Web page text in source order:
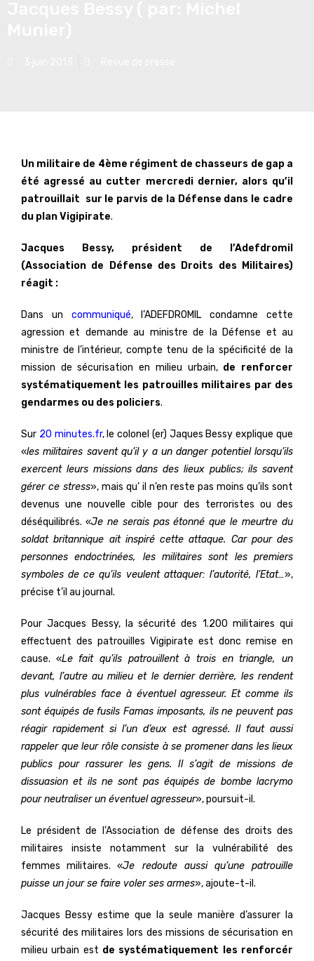
Un militaire de 4ème régiment de chasseurs de gap a
été agressé au cutter mercredi dernier, alors qu’il
patrouillait sur le parvis de la Défense dans le cadre
du plan Vigipirate.
Jacques Bessy, président de l’Adefdromil
(Association de Défense des Droits des Militaires)
réagit :
Dans un communiqué, l’ADEFDROMIL condamne cette
agression et demande au ministre de la Défense et au
ministre de l’intérieur, compte tenu de la spécificité de la
mission de sécurisation en milieu urbain, de renforcer
systématiquement les patrouilles militaires par des
gendarmes ou des policiers.
Sur 20 minutes.fr, le colonel (er) Jaques Bessy explique que
«les militaires savent qu’il y a un danger potentiel lorsqu’ils
exercent leurs missions dans des lieux publics; ils savent
gérer ce stress», mais qu’ il n’en reste pas moins qu’ils sont
devenus une nouvelle cible pour des terroristes ou des
déséquilibrés. «Je ne serais pas étonné que le meurtre du
soldat britannique ait inspiré cette attaque. Car pour des
personnes endoctrinées, les militaires sont les premiers
symboles de ce qu’ils veulent attaquer: l’autorité, l’Etat…»,
précise t’il au journal.
Pour Jacques Bessy, la sécurité des 1.200 militaires qui
effectuent des patrouilles Vigipirate est donc remise en
cause. «Le fait qu’ils patrouillent à trois en triangle, un
devant, l’autre au milieu et le dernier derrière, les rendent
plus vulnérables face à éventuel agresseur. Et comme ils
sont équipés de fusils Famas imposants, ils ne peuvent pas
réagir rapidement si l’un d’eux est agressé. Il faut aussi
rappeler que leur rôle consiste à se promener dans les lieux
publics pour rassurer les gens. Il s’agit de missions de
dissuasion et ils ne sont pas équipés de bombe lacrymo
pour neutraliser un éventuel agresseur», poursuit-il.
Le président de l’Association de défense des droits des
militaires insiste notamment sur la vulnérabilité des
femmes militaires. «Je redoute aussi qu’une patrouille
puisse un jour se faire voler ses armes», ajoute-t-il.
Jacques Bessy estime que la seule manière d’assurer la
sécurité des militaires lors des missions de sécurisation en
milieu urbain est de systématiquement les renforcér